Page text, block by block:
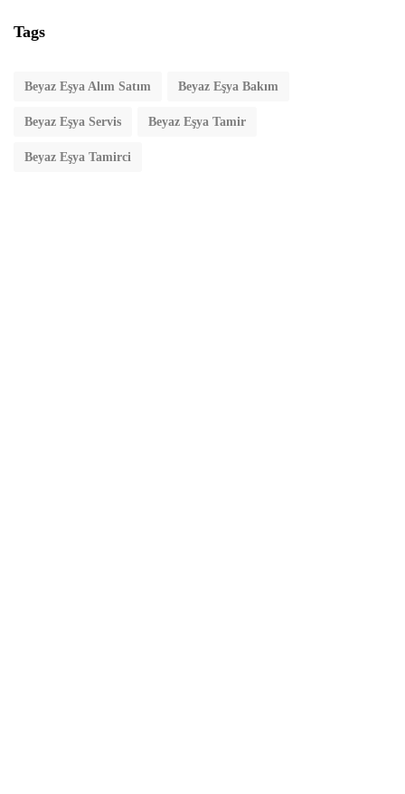
Tags
Beyaz Eşya Alım Satım Beyaz Eşya Bakım
Beyaz Eşya Servis Beyaz Eşya Tamir
Beyaz Eşya Tamirci